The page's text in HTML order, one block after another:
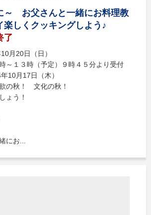
～ お父さんと一緒にお料理教
しくクッキングしよう♪
了
月20日（日）
～１３時（予定）９時４５分より受付
10月17日（木）
の秋！ 文化の秋！
ょう！
にお...